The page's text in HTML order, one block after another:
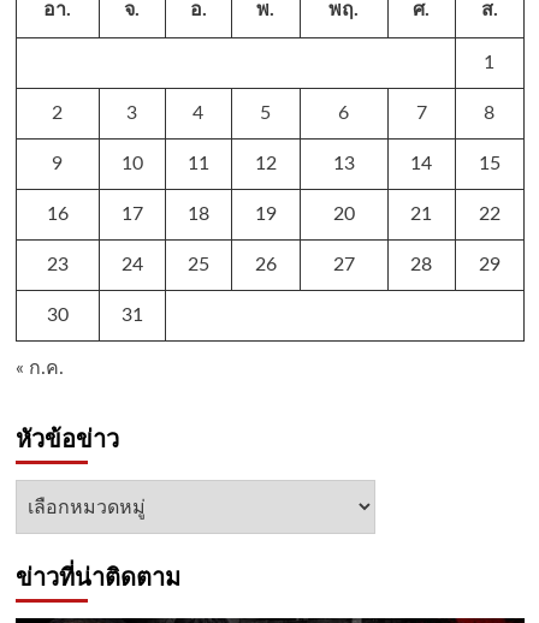
อา. จ. อ. พ. พฤ. ศ. ส.
1
2 3 4 5 6 7 8
9 10 11 12 13 14 15
16 17 18 19 20 21 22
23 24 25 26 27 28 29
30 31
« ก.ค.
หัวข้อข่าว
หัวข้อ
ข่าวที่น่าติดตาม